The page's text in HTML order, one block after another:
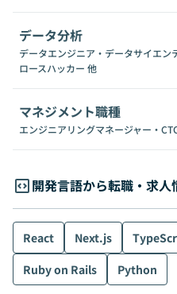
データ分析
データエンジニア・データサイエン
ロースハッカー 他
マネジメント職種
エンジニアリングマネージャー・
開発言語から転職・求人
React Next.js
Ruby on Rails
Python